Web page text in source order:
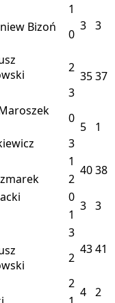
1
3 3
Bizoń
0
2
3537
3
0
5
1
3
1
4038
2
0
3 3
1
3
4341
2
2
4 2